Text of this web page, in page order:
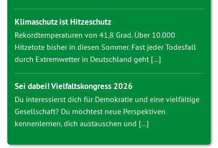
Klimaschutz ist Hitzeschutz
Rekordtemperaturen von 41,8 Grad. Über 10.000
Hitzetote bisher in diesen Sommer. Fast jeder Todesfall
durch Extremwetter in Deutschland geht [...]
Sei dabei! Vielfaltskongress 2026
Du interessierst dich für Demokratie und eine vielfältige
Gesellschaft? Du möchtest neue Perspektiven
kennenlernen, dich austauschen und [...]